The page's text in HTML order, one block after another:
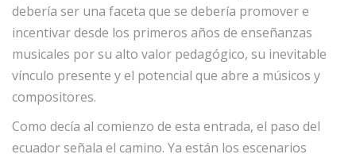
debería ser una faceta que se debería promover e
incentivar desde los primeros años de enseñanzas
musicales por su alto valor pedagógico, su inevitable
vínculo presente y el potencial que abre a músicos y
compositores.
Como decía al comienzo de esta entrada, el paso del
ecuador señala el camino. Ya están los escenarios